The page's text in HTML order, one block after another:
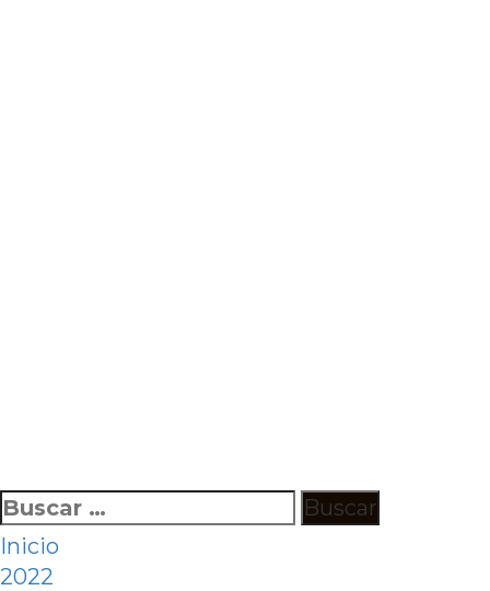
Ir
al
contenido
Buscar:
Inicio
2022